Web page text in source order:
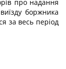
про надання
боржника
за весь період